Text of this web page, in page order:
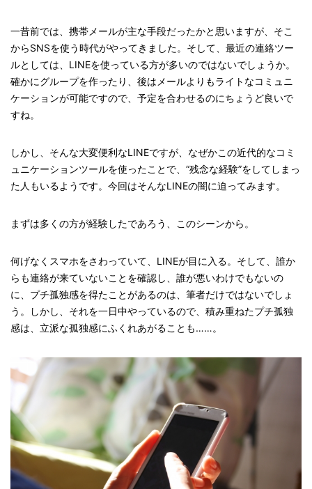
一昔前では、携帯メールが主な手段だったかと思いますが、そこ
からSNSを使う時代がやってきました。そして、最近の連絡ツー
ルとしては、LINEを使っている方が多いのではないでしょうか。
確かにグループを作ったり、後はメールよりもライトなコミュニ
ケーションが可能ですので、予定を合わせるのにちょうど良いで
すね。
しかし、そんな大変便利なLINEですが、なぜかこの近代的なコミ
ュニケーションツールを使ったことで、“残念な経験”をしてしまっ
た人もいるようです。今回はそんなLINEの闇に迫ってみます。
まずは多くの方が経験したであろう、このシーンから。
何げなくスマホをさわっていて、LINEが目に入る。そして、誰か
らも連絡が来ていないことを確認し、誰が悪いわけでもないの
に、プチ孤独感を得たことがあるのは、筆者だけではないでしょ
う。しかし、それを一日中やっているので、積み重ねたプチ孤独
感は、立派な孤独感にふくれあがることも……。